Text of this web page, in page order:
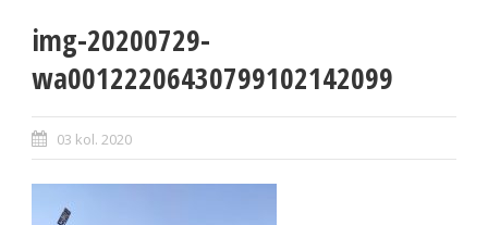
img-20200729-
wa00122206430799102142099
03 kol. 2020